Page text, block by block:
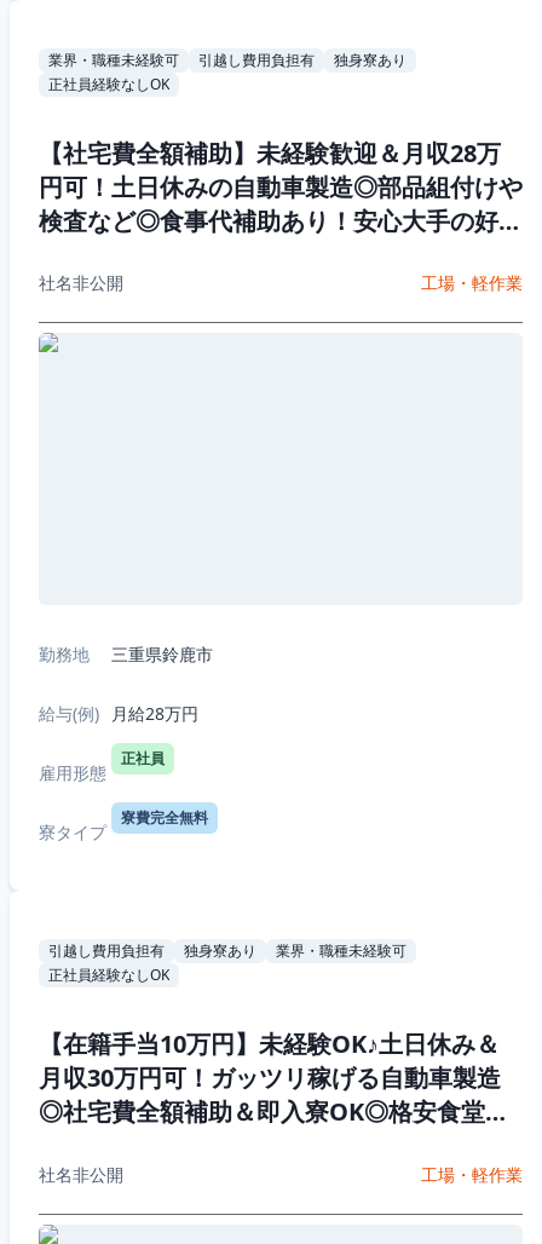
業界・職種未経験可 引越し費用負担有
独身寮あり
正社員経験なしOK
【社宅費全額補助】未経験歓迎＆月収28万
円可！土日休みの自動車製造◎部品組付けや
検査など◎食事代補助あり！安心大手の好待
社名非公開 工場・軽作業
勤務地 三重県鈴鹿市
給与(例) 月給28万円
雇用形態
正社員
寮タイプ
寮費完全無料
引越し費用負担有 独身寮あり
業界・職種未経験可
正社員経験なしOK
【在籍手当10万円】未経験OK♪土日休み＆
月収30万円可！ガッツリ稼げる自動車製造
◎社宅費全額補助＆即入寮OK◎格安食堂完
社名非公開 工場・軽作業